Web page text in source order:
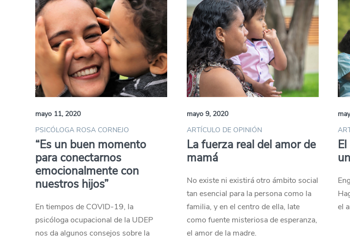
mayo 11, 2020
PSICÓLOGA ROSA CORNEJO
“Es un buen momento
para conectarnos
emocionalmente con
nuestros hijos”
En tiempos de COVID-19, la
psicóloga ocupacional de la UDEP
nos da algunos consejos sobre la
mayo 9, 2020
ARTÍCULO DE OPINIÓN
La fuerza real del amor de
mamá
No existe ni existirá otro ámbito social
tan esencial para la persona como la
familia, y en el centro de ella, late
como fuente misteriosa de esperanza,
el amor de la madre.
el